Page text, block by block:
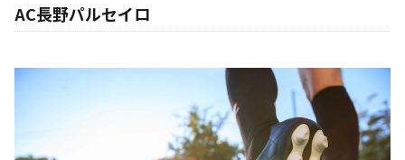
AC長野パルセイロ